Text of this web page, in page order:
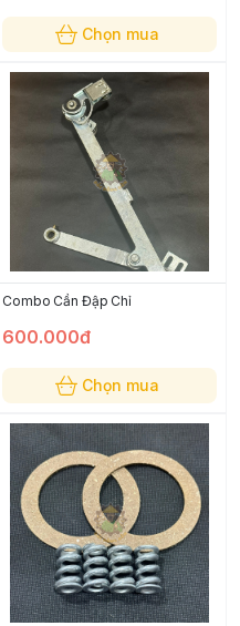
Chọn mua
Combo Cần Đập Chỉ
600.000đ
Chọn mua